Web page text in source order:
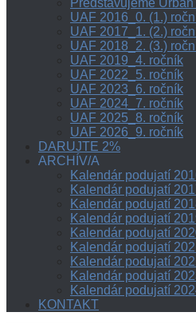
Predstavujeme
UAF 2016_0. (1.)
UAF 2017_1. (2.)
UAF 2018_2. (3.)
UAF 2019_4. ročník
UAF 2022_5. ročník
UAF 2023_6. ročník
UAF 2024_7. ročník
UAF 2025_8. ročník
UAF 2026_9. ročník
DARUJTE 2%
ARCHÍV/A
Kalendár podujatí
Kalendár podujatí
Kalendár podujatí
Kalendár podujatí
Kalendár podujatí
Kalendár podujatí
Kalendár podujatí
Kalendár podujatí
Kalendár podujatí
KONTAKT